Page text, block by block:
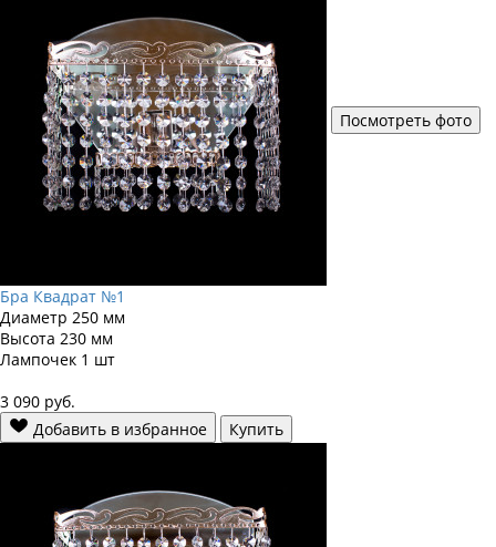
Посмотреть фото
Бра Квадрат №1
Диаметр 250 мм
Высота 230 мм
Лампочек 1 шт
3 090 руб.
Добавить в избранное
Купить